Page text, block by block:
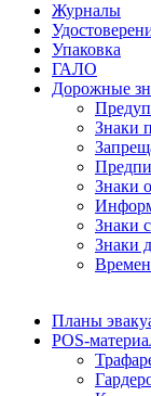
Журналы
Упаковка
ГАЛО
Дорожные
Знаки
Знаки
Знаки
Знаки
Планы
POS-